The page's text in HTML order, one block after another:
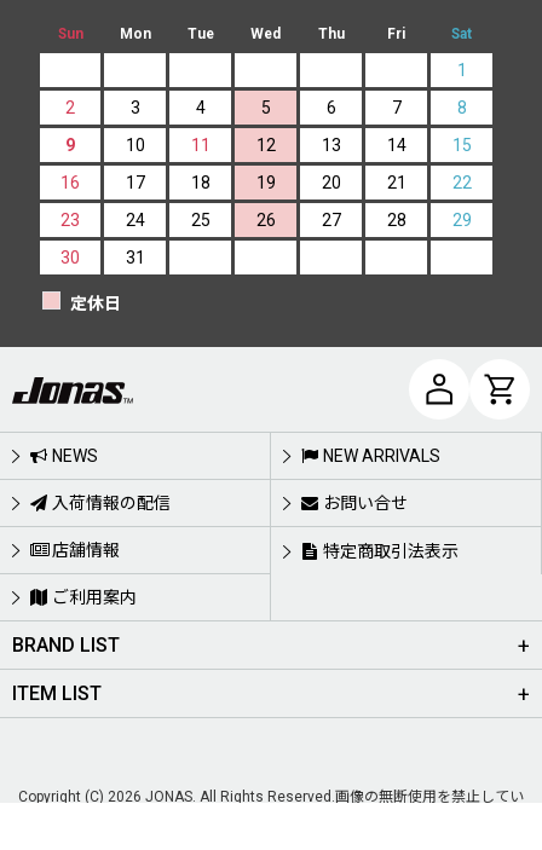
Sun Mon Tue Wed Thu Fri Sat
1
2
3 4 5 6 7
8
9
10 11 12 13 14
15
16
17 18 19 20 21
22
23
24 25 26 27 28
29
30
31
定休日
NEWS NEW ARRIVALS
入荷情報の配信 お問い合せ
店舗情報 特定商取引法表示
ご利用案内
BRAND LIST
ITEM LIST
Copyright (C) 2026 JONAS. All Rights Reserved.画像の無断使用を禁止してい